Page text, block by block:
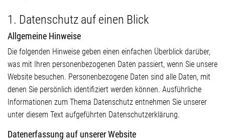
1. Datenschutz auf einen Blick
Allgemeine Hinweise
Die folgenden Hinweise geben einen einfachen Überblick darüber,
was mit Ihren personenbezogenen Daten passiert, wenn Sie unsere
Website besuchen. Personenbezogene Daten sind alle Daten, mit
denen Sie persönlich identifiziert werden können. Ausführliche
Informationen zum Thema Datenschutz entnehmen Sie unserer
unter diesem Text aufgeführten Datenschutzerklärung.
Datenerfassung auf unserer Website